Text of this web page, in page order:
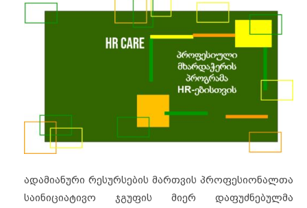
ადამიანური რესურსების მართვის პროფესიონალთა
საინიციატივო ჯგუფის მიერ დაფუძნებულმა